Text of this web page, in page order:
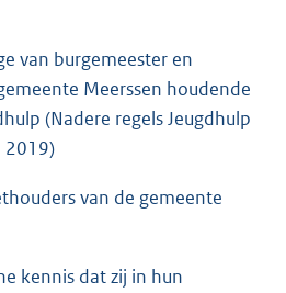
van burgemeester en
Meerssen houdende
(Nadere regels Jeugdhulp
2019)
van de gemeente
kennis dat zij in hun